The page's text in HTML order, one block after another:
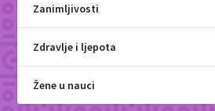
Zanimljivosti
Zdravlje i ljepota
Žene u nauci